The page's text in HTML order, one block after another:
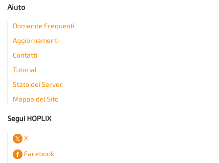
Aiuto
Domande Frequenti
Aggiornamenti
Contatti
Tutorial
Stato dei Server
Mappa del Sito
Segui HOPLIX
X
Facebook